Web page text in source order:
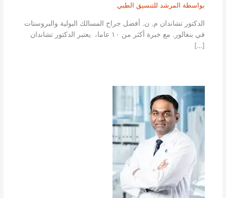
بواسطة المرشد للتنسيق الطبي
الدكتور تشاندان م. ن. أفضل جراح المسالك البولية والبروستات
في بنغالور. مع خبرة أكثر من ١٠ عاما، يعتبر الدكتور تشاندان
[…]